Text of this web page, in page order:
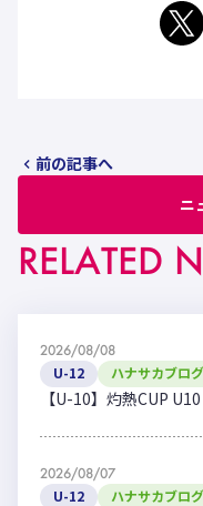
前の記事へ
ニ
RELATED
2026/08/08
U-12 ハナサカブログ
【U-10】灼熱CUP
2026/08/07
U-12 ハナサカブログ